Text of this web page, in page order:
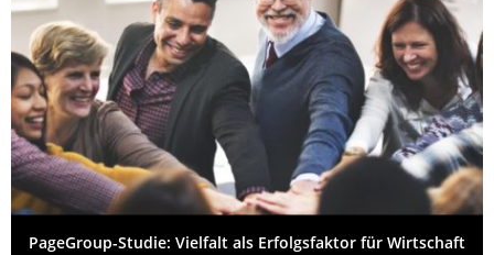
PageGroup-Studie: Vielfalt als Erfolgsfaktor für Wirtschaft